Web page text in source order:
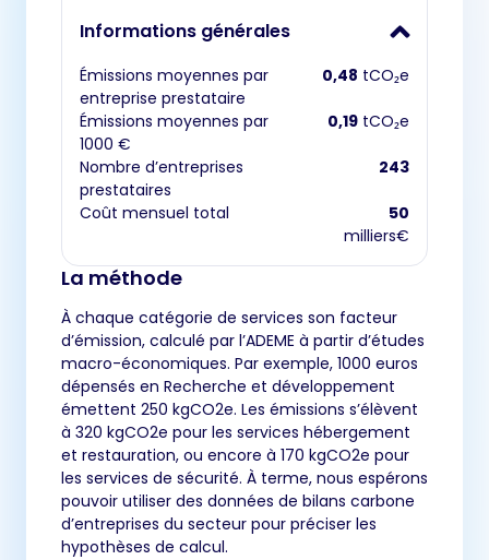
Informations générales
Émissions moyennes par
entreprise prestataire
0,48 tCO₂e
Émissions moyennes par
1000 €
0,19 tCO₂e
Nombre d’entreprises
prestataires
243
Coût mensuel total
50
milliers€
La méthode
À chaque catégorie de services son facteur
d’émission, calculé par l’ADEME à partir d’études
macro-économiques. Par exemple, 1000 euros
dépensés en Recherche et développement
émettent 250 kgCO2e. Les émissions s’élèvent
à 320 kgCO2e pour les services hébergement
et restauration, ou encore à 170 kgCO2e pour
les services de sécurité. À terme, nous espérons
pouvoir utiliser des données de bilans carbone
d’entreprises du secteur pour préciser les
hypothèses de calcul.